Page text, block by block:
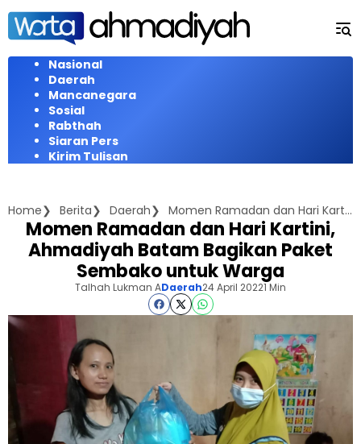
Langsung
konten
Nasional
Daerah
Mancanegara
Sosial
Rabthah
Siaran Pers
Kirim Tulisan
Home Berita Daerah Momen Ramadan dan Hari Kartini, Ahmadiyah Batam Bagikan Paket Sembako untuk Warga
Momen Ramadan dan Hari Kartini,
Ahmadiyah Batam Bagikan Paket
Sembako untuk Warga
Talhah Lukman ADaerah24 April 20221 Min